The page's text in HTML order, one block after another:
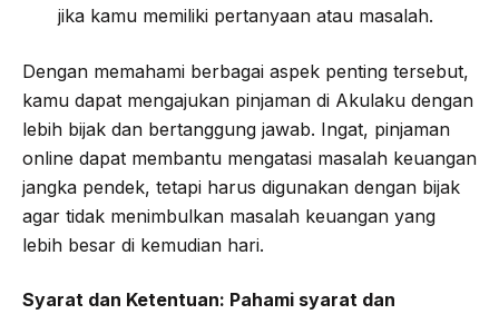
jika kamu memiliki pertanyaan atau masalah.
Dengan memahami berbagai aspek penting tersebut,
kamu dapat mengajukan pinjaman di Akulaku dengan
lebih bijak dan bertanggung jawab. Ingat, pinjaman
online dapat membantu mengatasi masalah keuangan
jangka pendek, tetapi harus digunakan dengan bijak
agar tidak menimbulkan masalah keuangan yang
lebih besar di kemudian hari.
Syarat dan Ketentuan: Pahami syarat dan